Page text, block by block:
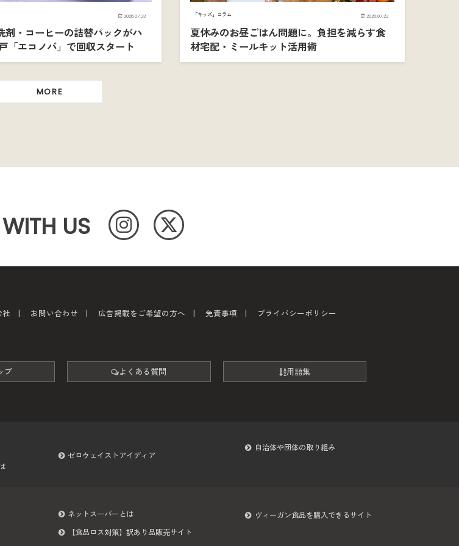
2026.07.23
剤・コーヒーの詰替パックがハ
「エコノバ」で回収スタート
「キッズ」コラム 2026.07.23
夏休みのお昼ごはん問題に。負担を減らす食
材宅配・ミールキット活用術
MORE
US
社 お問い合わせ 広告掲載をご希望の方へ 免責事項 プライバシーポリシー
プ よくある質問 用語集
ゼロウェイストアイディア
自治体や団体の取り組み
ネットスーパーとは
【食品ロス対策】訳あり品販売サイト
ヴィーガン食品を購入できるサイト